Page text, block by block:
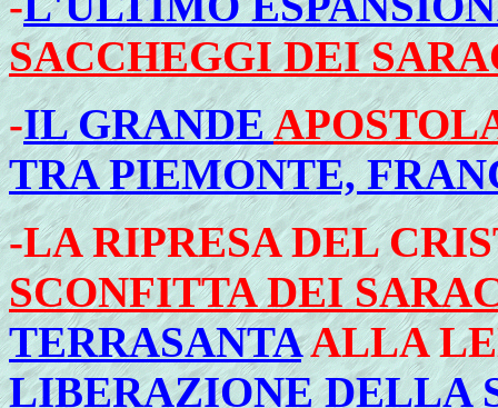
SACCHEGGI DEI
-IL GRANDE
TRA PIEMONTE,
-LARIPRESA DEL
SCONFITTA DEI
TERRASANTAALLA
LIBERAZIONE DELLA